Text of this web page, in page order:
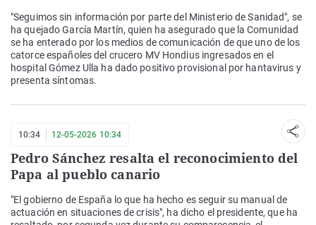
"Seguimos sin información por parte del Ministerio de Sanidad", se
ha quejado García Martín, quien ha asegurado que la Comunidad
se ha enterado por los medios de comunicación de que uno de los
catorce españoles del crucero MV Hondius ingresados en el
hospital Gómez Ulla ha dado positivo provisional por hantavirus y
presenta síntomas.
10:34 12-05-2026 10:34
Pedro Sánchez resalta el reconocimiento del
Papa al pueblo canario
"El gobierno de España lo que ha hecho es seguir su manual de
actuación en situaciones de crisis", ha dicho el presidente, que ha